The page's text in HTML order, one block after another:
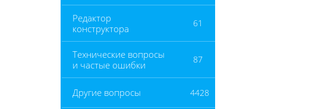
Редактор
конструктора
61
Технические вопросы
и частые ошибки
87
Другие вопросы 4428